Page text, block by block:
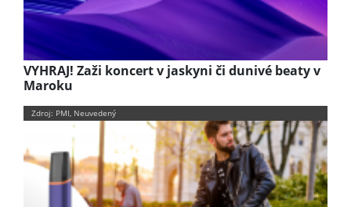
VYHRAJ! Zaži koncert v jaskyni či dunivé beaty v
Maroku
Zdroj: PMI, Neuvedený